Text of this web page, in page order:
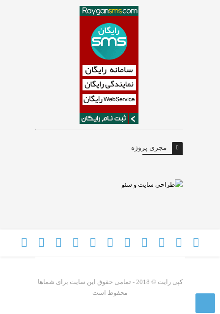
مجری پروژه
کپی رایت © 2018 - تمامی حقوق این سایت برای شماها
محفوظ است